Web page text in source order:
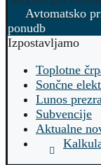
Avtomatsko
ponudb
Izpostavljamo
Toplotne
Sončne
Lunos
Subvencije
Aktualne